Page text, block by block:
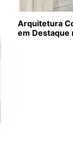
Arquitetura
em Destaque